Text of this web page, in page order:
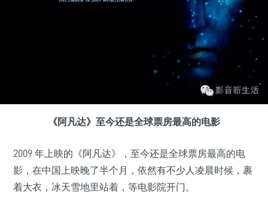
《阿凡达》至今还是全球票房最高的电影
2009 年上映的《阿凡达》，至今还是全球票房最高的电
影，在中国上映晚了半个月，依然有不少人凌晨时候，裹
着大衣，冰天雪地里站着，等电影院开门。